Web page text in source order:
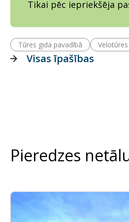
Tikai pēc iepriekšēja
Tūres gida pavadībā Velotūres
Visas īpašības
Pieredzes